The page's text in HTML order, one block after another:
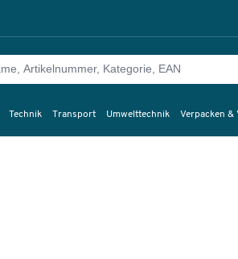
Technik Transport Umwelttechnik Verpacken &